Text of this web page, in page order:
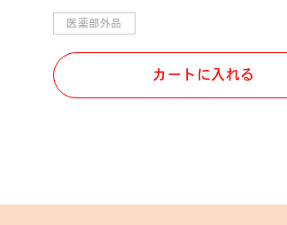
医薬部外品
カートに入れる